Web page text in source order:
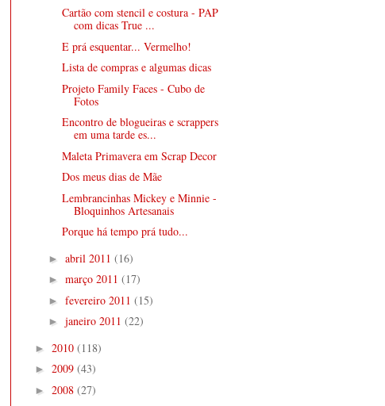
Cartão com stencil e costura - PAP
com dicas True ...
E prá esquentar... Vermelho!
Lista de compras e algumas dicas
Projeto Family Faces - Cubo de
Fotos
Encontro de blogueiras e scrappers
em uma tarde es...
Maleta Primavera em Scrap Decor
Dos meus dias de Mãe
Lembrancinhas Mickey e Minnie -
Bloquinhos Artesanais
Porque há tempo prá tudo...
► abril 2011 (16)
► março 2011 (17)
► fevereiro 2011 (15)
► janeiro 2011 (22)
► 2010 (118)
► 2009 (43)
► 2008 (27)